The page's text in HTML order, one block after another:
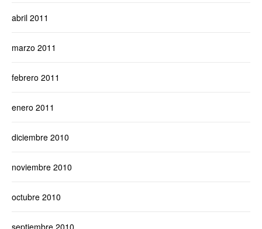
abril 2011
marzo 2011
febrero 2011
enero 2011
diciembre 2010
noviembre 2010
octubre 2010
septiembre 2010